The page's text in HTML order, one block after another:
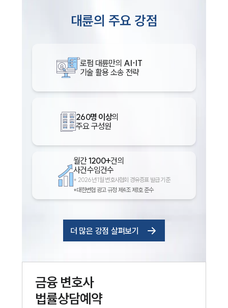
대륜의 주요 강점
로펌 대륜만의 AI·IT
기술 활용 소송 전략
260명 이상의
주요 구성원
월간1200+건의
사건수임건수
* 2026년 1월 변호사협회 경유증표 발급 기준
*대한변협 광고 규정 제4조 제1호 준수
더 많은 강점 살펴보기
금융변호사
법률상담예약